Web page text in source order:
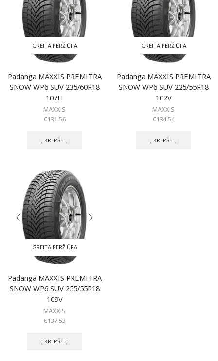
GREITA PERŽIŪRA
Padanga MAXXIS PREMITRA
SNOW WP6 SUV 235/60R18
107H
MAXXIS
€131.56
Į KREPŠELĮ
GREITA PERŽIŪRA
Padanga MAXXIS PREMITRA
SNOW WP6 SUV 225/55R18
102V
MAXXIS
€134.54
Į KREPŠELĮ
GREITA PERŽIŪRA
Padanga MAXXIS PREMITRA
SNOW WP6 SUV 255/55R18
109V
MAXXIS
€137.53
Į KREPŠELĮ